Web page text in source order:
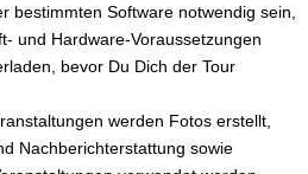
bestimmten Software notwendig sein,
und Hardware-Voraussetzungen
bevor Du Dich der Tour
werden Fotos erstellt,
Nachberichterstattung sowie